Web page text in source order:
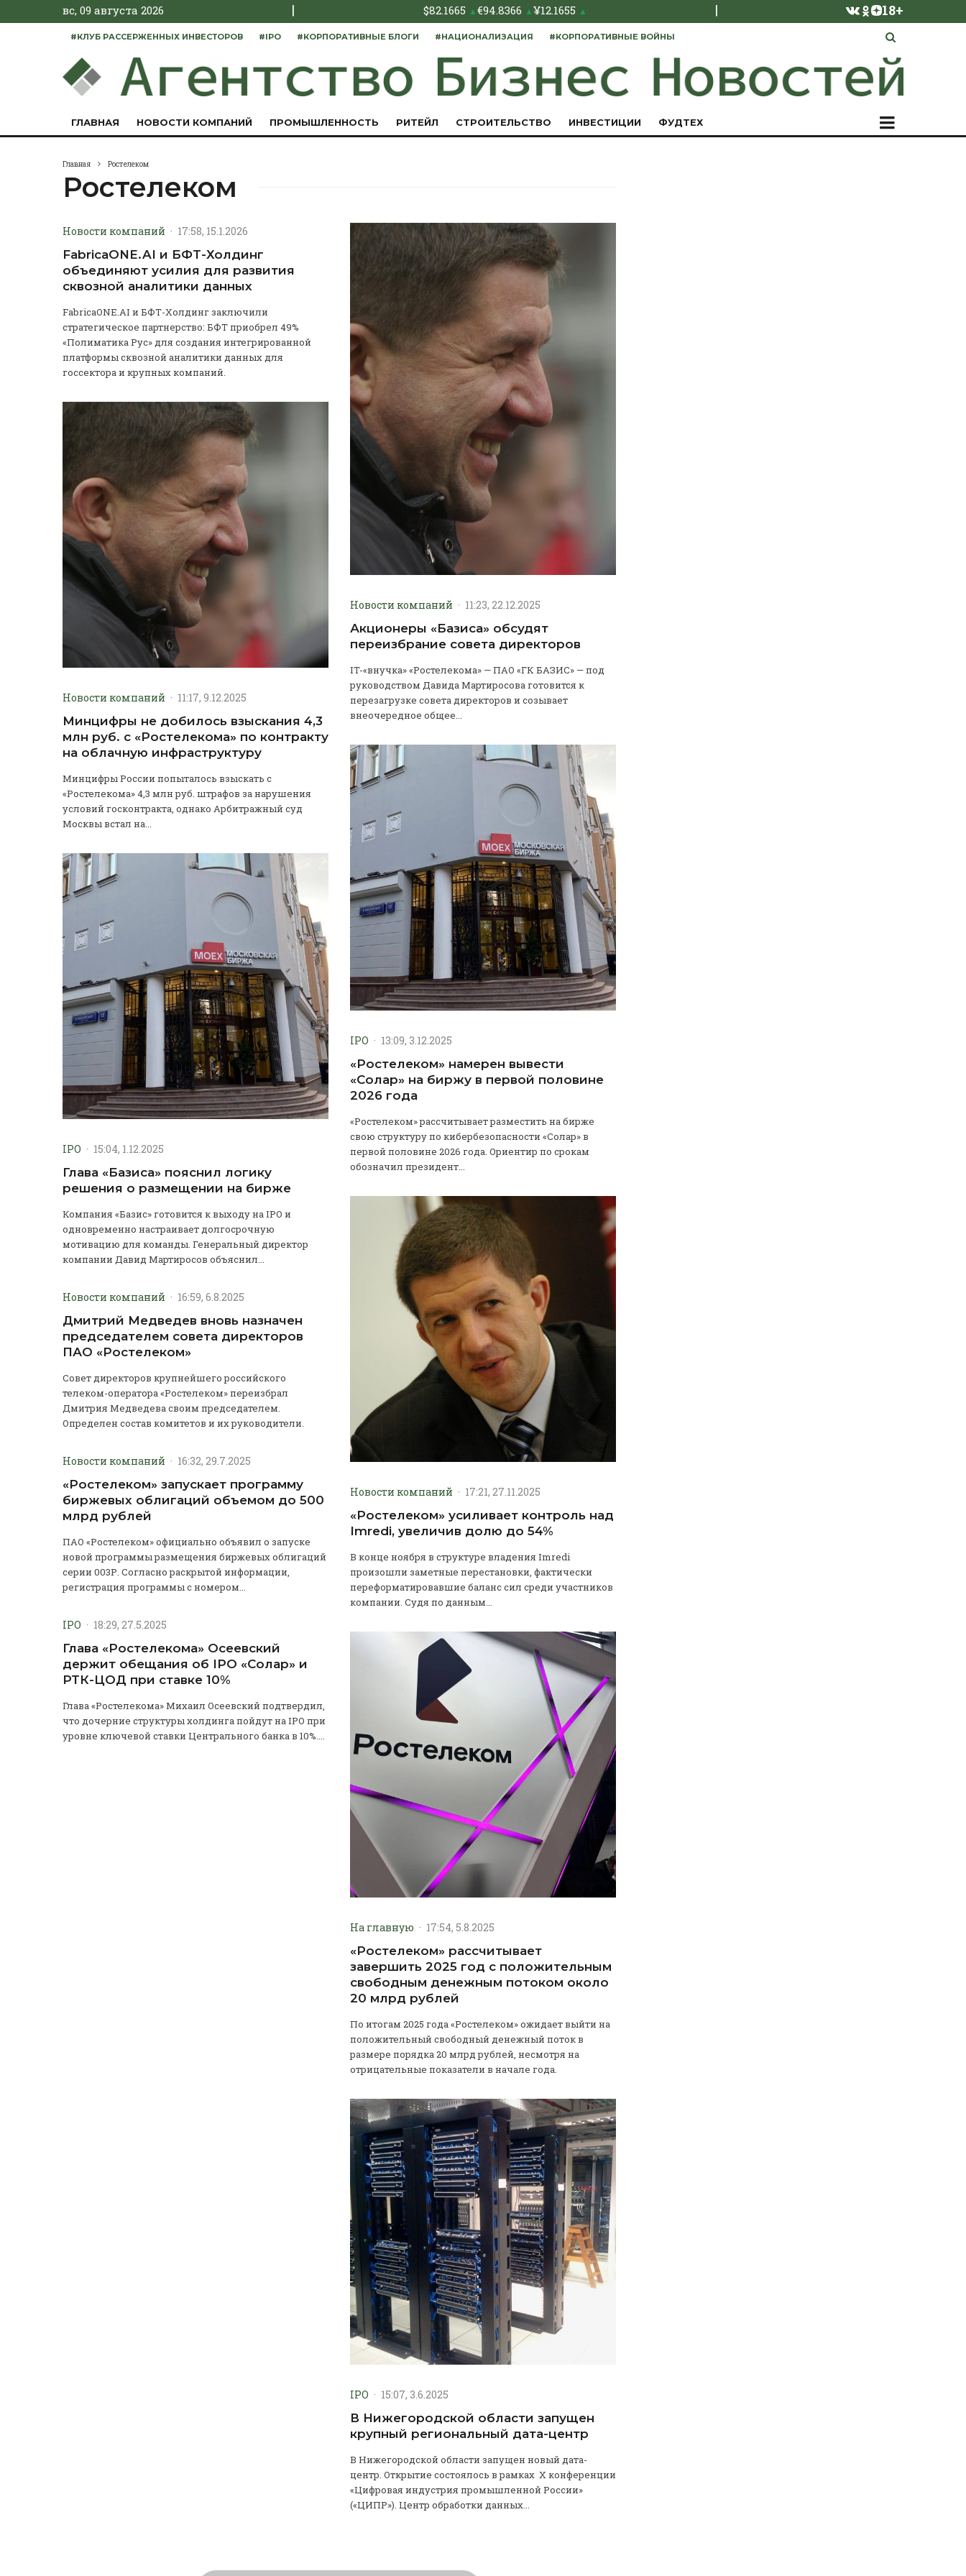
вс, 09 августа 2026 | $82.1665 ▲€94.8366 ▲¥12.1655 ▲ | 18+
#КЛУБ РАССЕРЖЕННЫХ ИНВЕСТОРОВ #IPO #КОРПОРАТИВНЫЕ БЛОГИ #НАЦИОНАЛИЗАЦИЯ #КОРПОРАТИВНЫЕ ВОЙНЫ
ГЛАВНАЯ НОВОСТИ КОМПАНИЙ ПРОМЫШЛЕННОСТЬ РИТЕЙЛ СТРОИТЕЛЬСТВО ИНВЕСТИЦИИ ФУДТЕХ
Главная Ростелеком
Ростелеком
Новости компаний · 17:58, 15.1.2026
FabricaONE.AI и БФТ-Холдинг
объединяют усилия для развития
сквозной аналитики данных
FabricaONE.AI и БФТ-Холдинг заключили
стратегическое партнерство: БФТ приобрел 49%
«Полиматика Рус» для создания интегрированной
платформы сквозной аналитики данных для
госсектора и крупных компаний.
Новости компаний · 11:17, 9.12.2025
Минцифры не добилось взыскания 4,3
млн руб. с «Ростелекома» по контракту
на облачную инфраструктуру
Минцифры России попыталось взыскать с
«Ростелекома» 4,3 млн руб. штрафов за нарушения
условий госконтракта, однако Арбитражный суд
Москвы встал на...
IPO · 15:04, 1.12.2025
Глава «Базиса» пояснил логику
решения о размещении на бирже
Компания «Базис» готовится к выходу на IPO и
одновременно настраивает долгосрочную
мотивацию для команды. Генеральный директор
компании Давид Мартиросов объяснил...
Новости компаний · 16:59, 6.8.2025
Дмитрий Медведев вновь назначен
председателем совета директоров
ПАО «Ростелеком»
Совет директоров крупнейшего российского
телеком-оператора «Ростелеком» переизбрал
Дмитрия Медведева своим председателем.
Определен состав комитетов и их руководители.
Новости компаний · 16:32, 29.7.2025
«Ростелеком» запускает программу
биржевых облигаций объемом до 500
млрд рублей
ПАО «Ростелеком» официально объявил о запуске
новой программы размещения биржевых облигаций
серии 003Р. Согласно раскрытой информации,
регистрация программы с номером...
IPO · 18:29, 27.5.2025
Глава «Ростелекома» Осеевский
держит обещания об IPO «Солар» и
РТК-ЦОД при ставке 10%
Глава «Ростелекома» Михаил Осеевский подтвердил,
что дочерние структуры холдинга пойдут на IPO при
уровне ключевой ставки Центрального банка в 10%....
Новости компаний · 11:23, 22.12.2025
Акционеры «Базиса» обсудят
переизбрание совета директоров
IT-«внучка» «Ростелекома» — ПАО «ГК БАЗИС» — под
руководством Давида Мартиросова готовится к
перезагрузке совета директоров и созывает
внеочередное общее...
IPO · 13:09, 3.12.2025
«Ростелеком» намерен вывести
«Солар» на биржу в первой половине
2026 года
«Ростелеком» рассчитывает разместить на бирже
свою структуру по кибербезопасности «Солар» в
первой половине 2026 года. Ориентир по срокам
обозначил президент...
Новости компаний · 17:21, 27.11.2025
«Ростелеком» усиливает контроль над
Imredi, увеличив долю до 54%
В конце ноября в структуре владения Imredi
произошли заметные перестановки, фактически
переформатировавшие баланс сил среди участников
компании. Судя по данным...
На главную · 17:54, 5.8.2025
«Ростелеком» рассчитывает
завершить 2025 год с положительным
свободным денежным потоком около
20 млрд рублей
По итогам 2025 года «Ростелеком» ожидает выйти на
положительный свободный денежный поток в
размере порядка 20 млрд рублей, несмотря на
отрицательные показатели в начале года.
IPO · 15:07, 3.6.2025
В Нижегородской области запущен
крупный региональный дата-центр
В Нижегородской области запущен новый дата-
центр. Открытие состоялось в рамках X конференции
«Цифровая индустрия промышленной России»
(«ЦИПР»). Центр обработки данных...